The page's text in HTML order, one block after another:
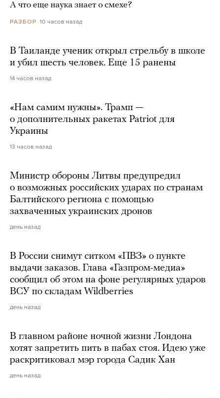
А что еще наука знает о смехе?
РАЗБОР 10 часов назад
В Таиланде ученик открыл стрельбу в школе
и убил шесть человек. Еще 15 ранены
14 часов назад
«Нам самим нужны». Трамп —
о дополнительных ракетах Patriot для
Украины
13 часов назад
Министр обороны Литвы предупредил
о возможных российских ударах по странам
Балтийского региона с помощью
захваченных украинских дронов
день назад
В России снимут ситком «ПВЗ» о пункте
выдачи заказов. Глава «Газпром-медиа»
сообщил об этом на фоне регулярных ударов
ВСУ по складам Wildberries
день назад
В главном районе ночной жизни Лондона
хотят запретить пить в пабах стоя. Идею уже
раскритиковал мэр города Садик Хан
день назад